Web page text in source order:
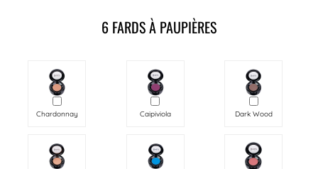
6 FARDS À PAUPIÈRES
Chardonnay Caipiviola Dark Wood